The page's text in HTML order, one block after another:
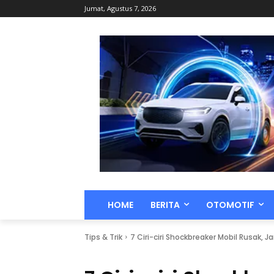
Jumat, Agustus 7, 2026
HOME BERITA OTOMOTIF
Tips & Trik 7 Ciri-ciri Shockbreaker Mobil Rusak,